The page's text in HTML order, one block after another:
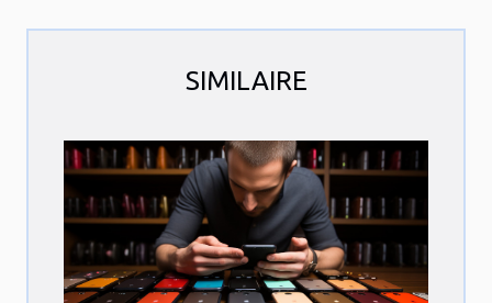
SIMILAIRE